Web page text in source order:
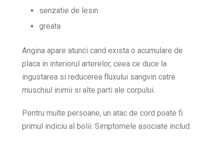
senzatie de lesin
greata
Angina apare atunci cand exista o acumulare de
placa in interiorul arterelor, ceea ce duce la
ingustarea si reducerea fluxului sangvin catre
muschiul inimii si alte parti ale corpului.
Pentru multe persoane, un atac de cord poate fi
primul indiciu al bolii. Simptomele asociate includ: